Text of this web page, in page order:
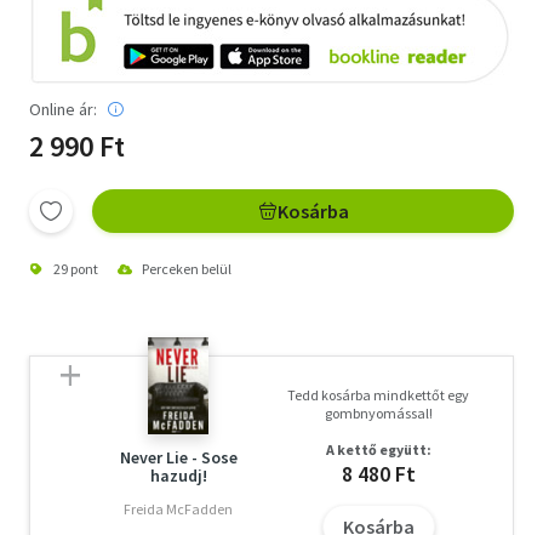
Online ár:
2 990 Ft
Kosárba
29 pont Perceken belül
Never Lie - Sose
hazudj!
Freida McFadden
Tedd kosárba mindkettőt egy
gombnyomással!
A kettő együtt:
8 480 Ft
Kosárba